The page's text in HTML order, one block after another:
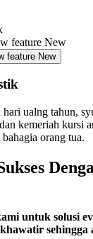
feature New
feature New
ualng tahun,
kemeriah kursi
orang tua.
untuk solusi
sehingga